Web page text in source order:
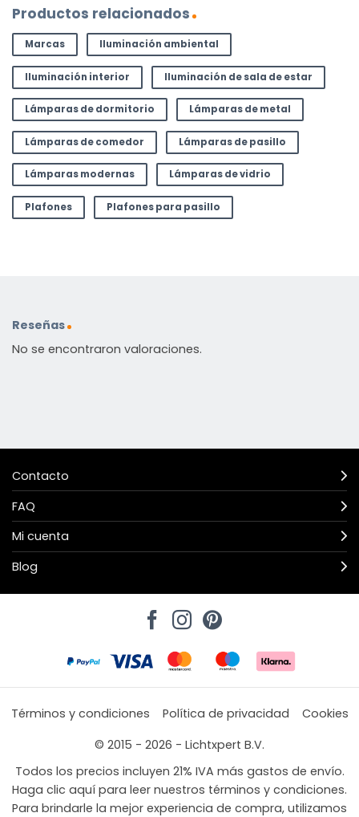
Productos relacionados
Marcas Iluminación ambiental
Iluminación interior Iluminación de sala de estar
Lámparas de dormitorio Lámparas de metal
Lámparas de comedor Lámparas de pasillo
Lámparas modernas Lámparas de vidrio
Plafones Plafones para pasillo
Reseñas
No se encontraron valoraciones.
Contacto
FAQ
Mi cuenta
Blog
Términos y condiciones Política de privacidad
Cookies
© 2015 - 2026 - Lichtxpert B.V.
Todos los precios incluyen 21% IVA más gastos de envío.
Haga clic aquí para leer nuestros términos y condiciones.
Para brindarle la mejor experiencia de compra, utilizamos